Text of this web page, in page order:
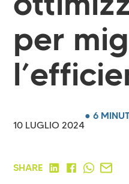
per
10 LUGLIO 2024
● 6
SHARE